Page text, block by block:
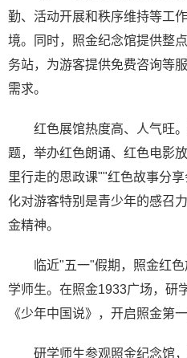
勤、活动开展和秩序维持等工
境。同时，照金纪念馆提供整
务站，为游客提供免费咨询等
需求。
红色展馆热度高、人气旺
题，举办红色朗诵、红色电影
里行走的思政课""红色故事分
化对游客特别是青少年的感召
金精神。
临近"五一"假期，照金红
学师生。在照金1933广场，研
《少年中国说》，开启照金第一
研学师生参观照金纪念馆